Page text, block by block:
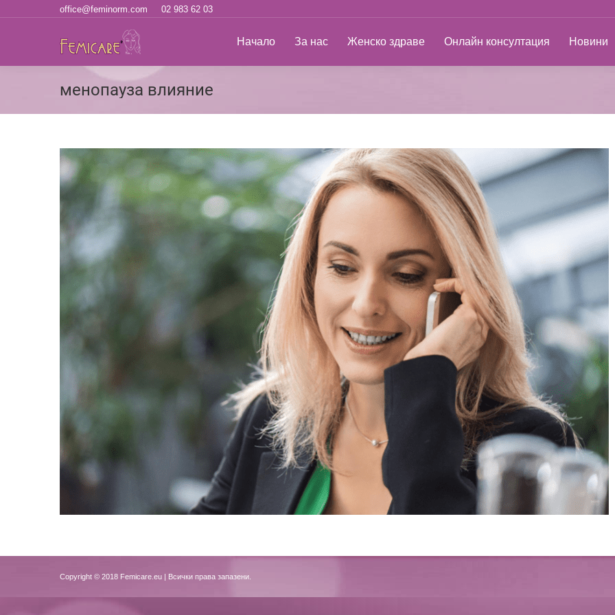
office@feminorm.com 02 983 62 03
Начало За нас Женско здраве Онлайн консултация Новини
менопауза влияние
Copyright © 2018 Femicare.eu | Всички права запазени.
Начало За нас Женско здраве Онлайн консултация Новини